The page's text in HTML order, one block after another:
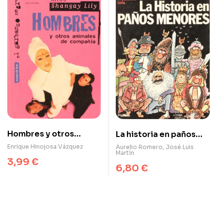
Hombres y otros
animales de compañía
Enrique Hinojosa Vázquez
3,99 €
La historia en paños
menores
Aurelio Romero, José Luis
Martín
6,80 €